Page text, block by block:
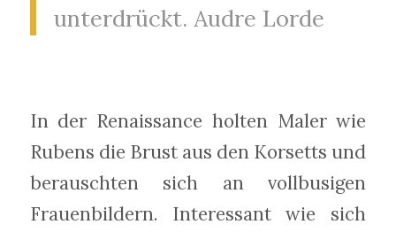
unterdrückt. Audre Lorde
In der Renaissance holten Maler wie
Rubens die Brust aus den Korsetts und
berauschten sich an vollbusigen
Frauenbildern. Interessant wie sich